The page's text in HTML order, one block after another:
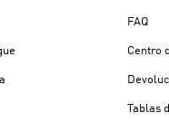
FAQ
Centro
Tablas